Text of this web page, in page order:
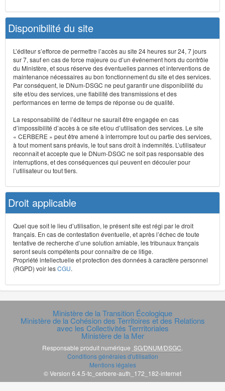
Disponibilité du site
L’éditeur s’efforce de permettre l’accès au site 24 heures sur 24, 7 jours
sur 7, sauf en cas de force majeure ou d’un événement hors du contrôle
du Ministère, et sous réserve des éventuelles pannes et interventions de
maintenance nécessaires au bon fonctionnement du site et des services.
Par conséquent, le DNum-DSGC ne peut garantir une disponibilité du
site et/ou des services, une fiabilité des transmissions et des
performances en terme de temps de réponse ou de qualité.
La responsabilité de l’éditeur ne saurait être engagée en cas
d’impossibilité d’accès à ce site et/ou d’utilisation des services. Le site
« CERBERE » peut être amené à interrompre tout ou partie des services,
à tout moment sans préavis, le tout sans droit à indemnités. L’utilisateur
reconnaît et accepte que le DNum-DSGC ne soit pas responsable des
interruptions, et des conséquences qui peuvent en découler pour
l’utilisateur ou tout tiers.
Droit applicable
Quel que soit le lieu d’utilisation, le présent site est régi par le droit
français. En cas de contestation éventuelle, et après l’échec de toute
tentative de recherche d’une solution amiable, les tribunaux français
seront seuls compétents pour connaître de ce litige.
Propriété intellectuelle et protection des données à caractère personnel
(RGPD) voir lesCGU.
Ministère de la Transition Écologique
Ministère de la Cohésion des Territoires et des Relations
avec les Collectivités Terrritoriales
Ministère de la Mer
Responsable produit numérique SG/DNUM/DSGC
Conditions générales d'utilisation
Mentions légales
© Version 6.4.5-tc_cerbere-auth_172_182-internet